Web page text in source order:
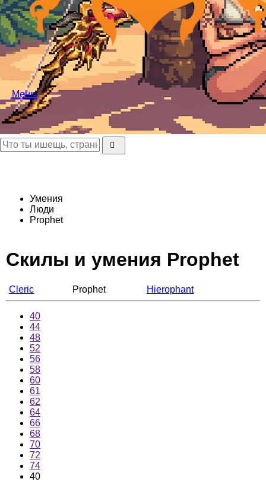
Меню
Умения
Люди
Prophet
Скилы и умения Prophet
Cleric Prophet Hierophant
40
44
48
52
56
58
60
61
62
64
66
68
70
72
74
40